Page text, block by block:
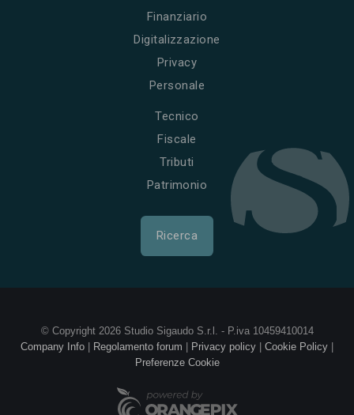
Finanziario
Digitalizzazione
Privacy
Personale
Tecnico
Fiscale
Tributi
Patrimonio
Ricerca
© Copyright 2026 Studio Sigaudo S.r.l. - P.iva 10459410014
Company Info
Regolamento forum Privacy policy Cookie Policy
Preferenze Cookie